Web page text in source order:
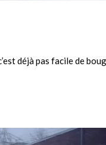
déjà pas facile de